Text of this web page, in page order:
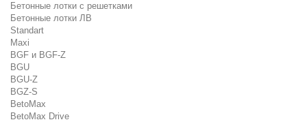
Бетонные лотки с решетками
Бетонные лотки ЛВ
Standart
Maxi
BGF и BGF-Z
BGU
BGU-Z
BGZ-S
BetoMax
BetoMax Drive